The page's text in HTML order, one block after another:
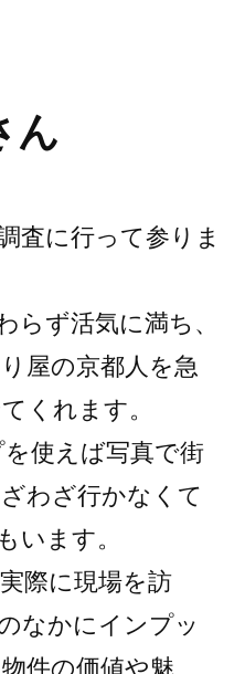
ん
査に行って参りま
らず活気に満ち、
屋の京都人を急
くれます。
使えば写真で街
わざ行かなくて
います。
際に現場を訪
なかにインプッ
件の価値や魅